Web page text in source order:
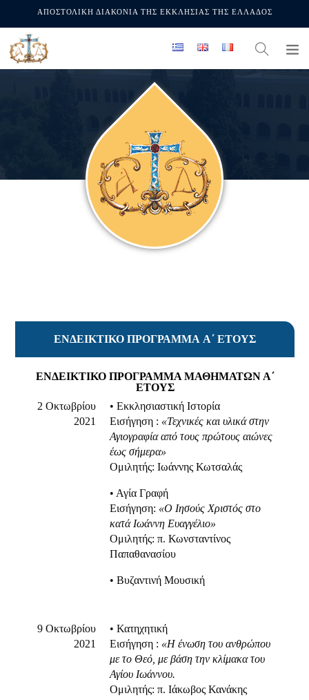
ΑΠΟΣΤΟΛΙΚΗ ΔΙΑΚΟΝΙΑ ΤΗΣ ΕΚΚΛΗΣΙΑΣ ΤΗΣ ΕΛΛΑΔΟΣ
ΕΝΔΕΙΚΤΙΚΟ ΠΡΟΓΡΑΜΜΑ Α΄ ΕΤΟΥΣ
ΕΝΔΕΙΚΤΙΚΟ ΠΡΟΓΡΑΜΜΑ ΜΑΘΗΜΑΤΩΝ Α΄
ΕΤΟΥΣ
2 Oκτωβρίου
2021
• Εκκλησιαστική Ιστορία
Eισήγηση : «Τεχνικές και υλικά στην
Αγιογραφία από τους πρώτους αιώνες
έως σήμερα»
Ομιλητής: Ιωάννης Κωτσαλάς
• Αγία Γραφή
Εισήγηση: «Ο Ιησούς Χριστός στο
κατά Ιωάννη Ευαγγέλιο»
Ομιλητής: π. Κωνσταντίνος
Παπαθανασίου
• Βυζαντινή Μουσική
9 Oκτωβρίου
2021
• Κατηχητική
Eισήγηση : «Η ένωση του ανθρώπου
με το Θεό, με βάση την κλίμακα του
Αγίου Ιωάννου.
Ομιλητής: π. Ιάκωβος Κανάκης